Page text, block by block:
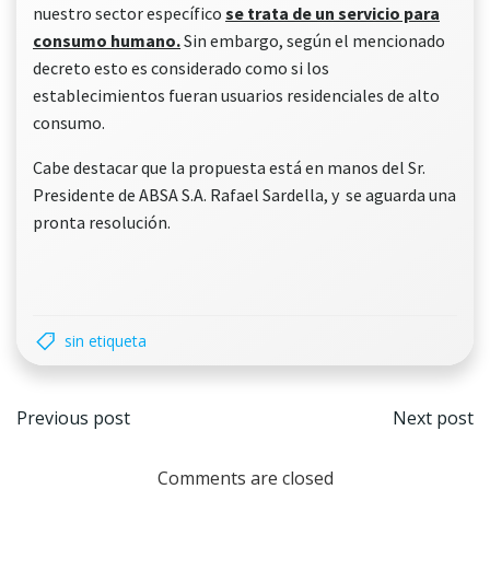
nuestro sector específico se trata de un servicio para
consumo humano.Sin embargo, según el mencionado
decreto esto es considerado como si los
establecimientos fueran usuarios residenciales de alto
consumo.
Cabe destacar que la propuesta está en manos del Sr.
Presidente de ABSA S.A. Rafael Sardella, y se aguarda una
pronta resolución.
sin etiqueta
Navegación
Previous post Next post
Comments are closed